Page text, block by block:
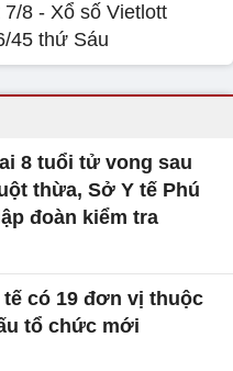
7/8 - Xổ số Vietlott
45 thứ Sáu
8 tuổi tử vong sau
thừa, Sở Y tế Phú
đoàn kiểm tra
tế có 19 đơn vị thuộc
tổ chức mới